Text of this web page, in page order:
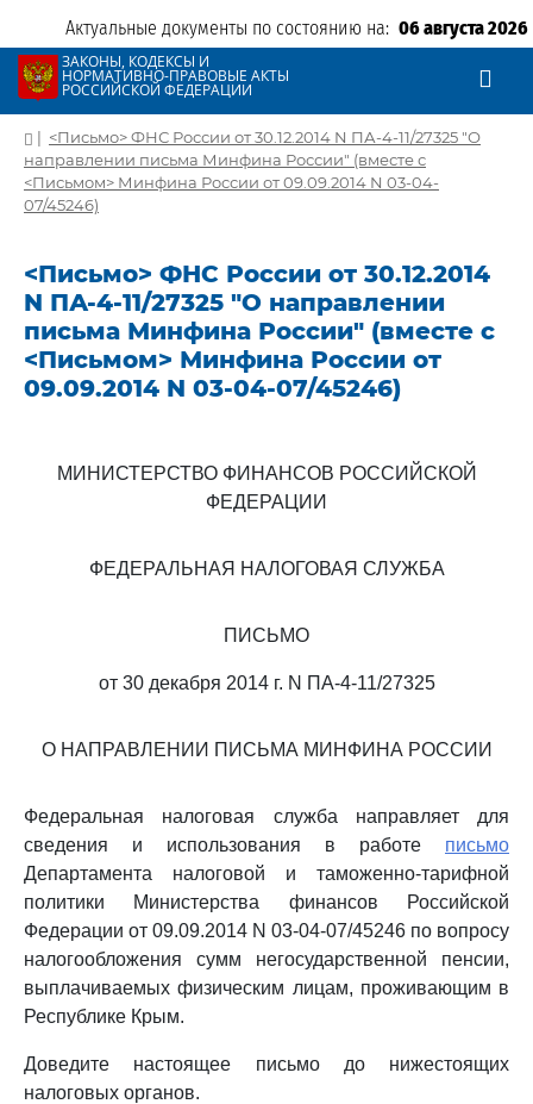
Актуальные документы по состоянию на: 06 августа 2026
ЗАКОНЫ, КОДЕКСЫ И
НОРМАТИВНО-ПРАВОВЫЕ АКТЫ
РОССИЙСКОЙ ФЕДЕРАЦИИ
| <Письмо> ФНС России от 30.12.2014 N ПА-4-11/27325 "О
направлении письма Минфина России" (вместе с
<Письмом> Минфина России от 09.09.2014 N 03-04-
07/45246)
<Письмо> ФНС России от 30.12.2014
N ПА-4-11/27325 "О направлении
письма Минфина России" (вместе с
<Письмом> Минфина России от
09.09.2014 N 03-04-07/45246)
МИНИСТЕРСТВО ФИНАНСОВ РОССИЙСКОЙ
ФЕДЕРАЦИИ
ФЕДЕРАЛЬНАЯ НАЛОГОВАЯ СЛУЖБА
ПИСЬМО
от 30 декабря 2014 г. N ПА-4-11/27325
О НАПРАВЛЕНИИ ПИСЬМА МИНФИНА РОССИИ
Федеральная налоговая служба направляет для
сведения и использования в работе письмо
Департамента налоговой и таможенно-тарифной
политики Министерства финансов Российской
Федерации от 09.09.2014 N 03-04-07/45246 по вопросу
налогообложения сумм негосударственной пенсии,
выплачиваемых физическим лицам, проживающим в
Республике Крым.
Доведите настоящее письмо до нижестоящих
налоговых органов.